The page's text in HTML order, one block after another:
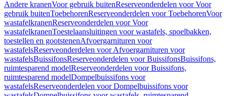
Andere kranenVoor gebruik buitenReserveonderdelen voor Voor
gebruik buitenToebehorenReserveonderdelen voor ToebehorenVoor
wastafelkranenReserveonderdelen voor Voor
wastafelkranenToestelaansluitingen voor wastafels, spoelbakken,
toestellen en gootstenenAfvoergarnituren voor
wastafelsReserveonderdelen voor Afvoergarnituren voor
wastafelsBuissifonsReserveonderdelen voor BuissifonsBuissifons,
ruimtesparend modelReserveonderdelen voor Buissifons,
ruimtesparend modelDompelbuissifons voor
wastafelsReserveonderdelen voor Dompelbuissifons voor